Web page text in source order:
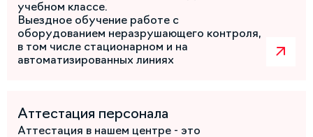
учебном классе.
Выездное обучение работе с
оборудованием неразрушающего контроля,
в том числе стационарном и на
автоматизированных линиях
Аттестация персонала
Аттестация в нашем центре - это